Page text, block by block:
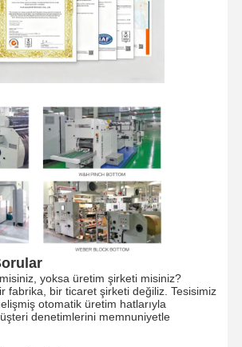
Kontrol Bize Ulaşın
Bir İndirim
İste
Kağıt Torba
Torbaları
Çantaları
yoksa üretim şirketi misiniz?
fabrika, bir ticaret şirketi değiliz. Tesisimiz
otomatik üretim hatlarıyla
denetimlerini memnuniyetle